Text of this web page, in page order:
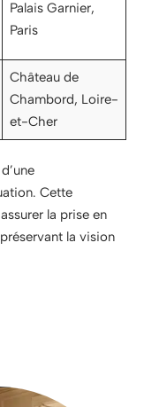
Palais Garnier,
Paris
Château de
Chambord, Loire-
et-Cher
Cette
la prise en
la vision